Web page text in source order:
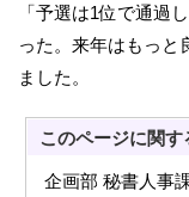
「予選は1位で通過
った。来年はもっと
ました。
このページに関す
企画部 秘書人事